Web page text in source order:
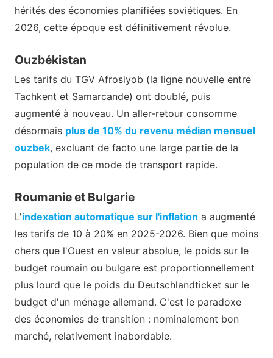
hérités des économies planifiées soviétiques. En
2026, cette époque est définitivement révolue.
Ouzbékistan
Les tarifs du TGV Afrosiyob (la ligne nouvelle entre
Tachkent et Samarcande) ont doublé, puis
augmenté à nouveau. Un aller-retour consomme
désormais plus de 10% du revenu médian mensuel
ouzbek, excluant de facto une large partie de la
population de ce mode de transport rapide.
Roumanie et Bulgarie
L'indexation automatique sur l'inflation a augmenté
les tarifs de 10 à 20% en 2025-2026. Bien que moins
chers que l'Ouest en valeur absolue, le poids sur le
budget roumain ou bulgare est proportionnellement
plus lourd que le poids du Deutschlandticket sur le
budget d'un ménage allemand. C'est le paradoxe
des économies de transition : nominalement bon
marché, relativement inabordable.